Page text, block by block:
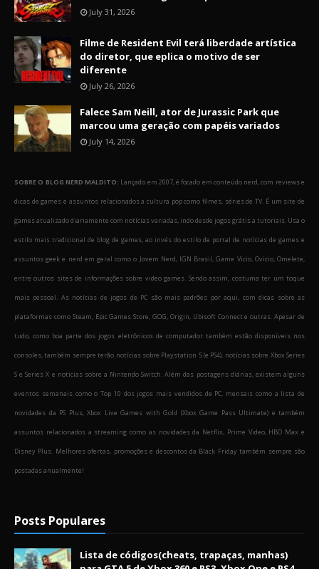
July 31, 2026
Filme de Resident Evil terá liberdade artística
do diretor, que eplica o motivo de ser
diferente
July 26, 2026
Falece Sam Neill, ator de Jurassic Park que
marcou uma geração com papéis variados
July 14, 2026
SOBRE O BLOG NERD MALDITO: Lançado em 2007, é focado em conteúdo nerd, com reviews e
dicas de games e assuntos relacionados a cultura pop como filmes, séries de TV. É um site de
games atualizado diariamente com notícias variadas, indo desde jogos grátis a tutoriais. Usa o
estilo mais tradicional de blog de games, ao invés do estilo de portal de notícias de games e
assuntos geek e nerd em geral como o Jovem Nerd, IGN Brasil, Game Vicio, Ovicio, Omelete,
entre outros sites de informações sobre video games. Sendo assim, costuma ter um toque
mais pessoal. As notícias de jogos de PC são mais padrões por aqui, com dicas sobre as
plataformas como Steam, Epic Games Store, GOG, Origin, Ubisoft Connect e outras. Apesar de
tudo, como boa parte dos jogos eletrônicos de computador também estão disponíveis nos
consoles, também sempre terão notícias sobre Playstation 5 (e PS4), notícias sobre Xbox Series
S e Series X e notícias sobre a Nintendo Switch. Além das postagens diárias, existem alguns
eventos semanais como o Top 10 dos jogos mais vendidos de PC, mensais como a lista de
novidades da PS Plus, Xbox Live Games with Gold (Xbox Game Pass Ultimate) e também
assuntos relacionados a streaming como as novidades da Netflix, Prime Video, HBO Max e
Disney Plus. Melhores ofertas, promoções e descontos da Black Friday também sempre são
postadas anualmente!
Posts Populares
Lista de códigos(cheats, trapaças, manhas)